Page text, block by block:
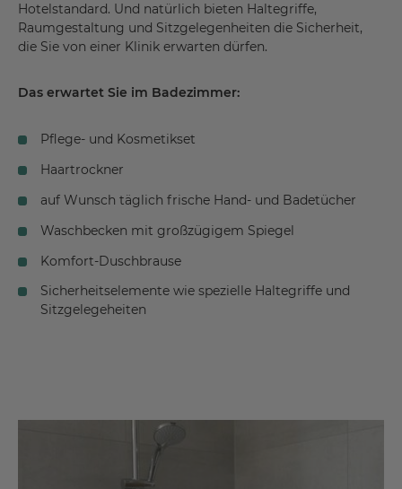
Hotelstandard. Und natürlich bieten Haltegriffe,
Raumgestaltung und Sitzgelegenheiten die Sicherheit,
die Sie von einer Klinik erwarten dürfen.
Das erwartet Sie im Badezimmer:
Pflege- und Kosmetikset
Haartrockner
auf Wunsch täglich frische Hand- und Badetücher
Waschbecken mit großzügigem Spiegel
Komfort-Duschbrause
Sicherheitselemente wie spezielle Haltegriffe und
Sitzgelegeheiten